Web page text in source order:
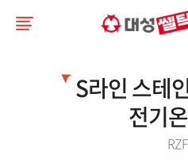
S라인 스테
전기
RZF